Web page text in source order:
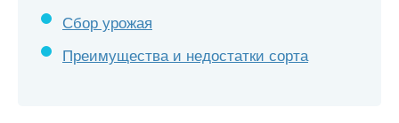
Сбор урожая
Преимущества и недостатки сорта